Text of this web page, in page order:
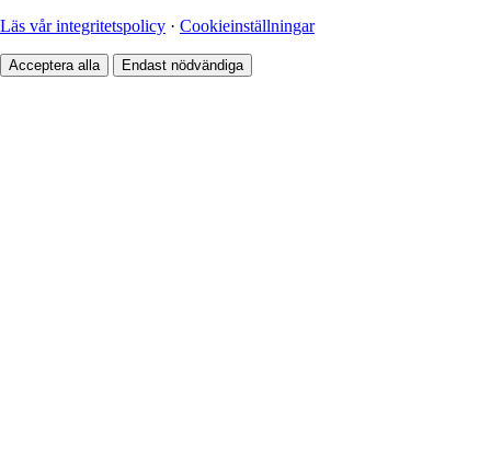
Läs vår integritetspolicy · Cookieinställningar
Acceptera alla Endast nödvändiga